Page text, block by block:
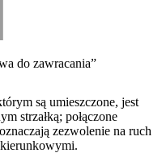
do zawracania”
są umieszczone, jest
strzałką; połączone
zezwolenie na ruch